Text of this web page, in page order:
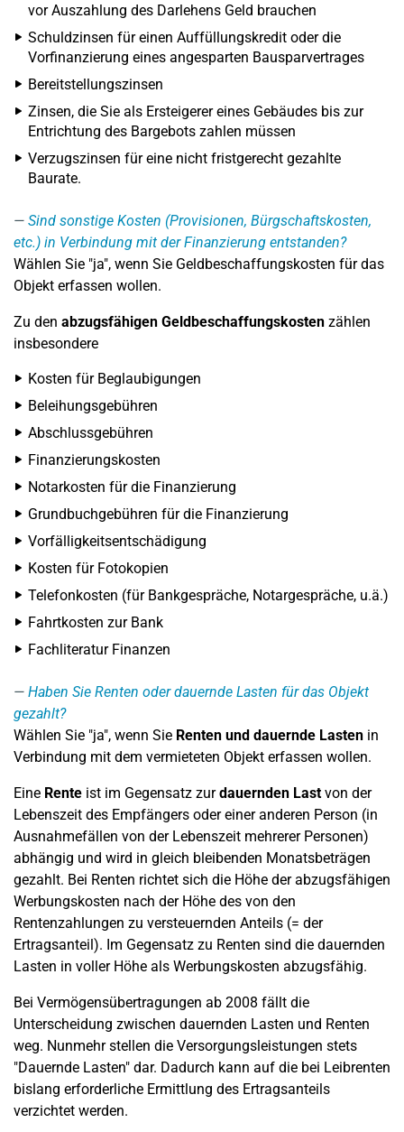
vor Auszahlung des Darlehens Geld brauchen
Schuldzinsen für einen Auffüllungskredit oder die
Vorfinanzierung eines angesparten Bausparvertrages
Bereitstellungszinsen
Zinsen, die Sie als Ersteigerer eines Gebäudes bis zur
Entrichtung des Bargebots zahlen müssen
Verzugszinsen für eine nicht fristgerecht gezahlte
Baurate.
Sind sonstige Kosten (Provisionen, Bürgschaftskosten,
etc.) in Verbindung mit der Finanzierung entstanden?
Wählen Sie "ja", wenn Sie Geldbeschaffungskosten für das
Objekt erfassen wollen.
Zu den abzugsfähigen Geldbeschaffungskosten zählen
insbesondere
Kosten für Beglaubigungen
Beleihungsgebühren
Abschlussgebühren
Finanzierungskosten
Notarkosten für die Finanzierung
Grundbuchgebühren für die Finanzierung
Vorfälligkeitsentschädigung
Kosten für Fotokopien
Telefonkosten (für Bankgespräche, Notargespräche, u.ä.)
Fahrtkosten zur Bank
Fachliteratur Finanzen
Haben Sie Renten oder dauernde Lasten für das Objekt
gezahlt?
Wählen Sie "ja", wenn Sie Renten und dauernde Lasten in
Verbindung mit dem vermieteten Objekt erfassen wollen.
Eine Rente ist im Gegensatz zurdauernden Lastvon der
Lebenszeit des Empfängers oder einer anderen Person (in
Ausnahmefällen von der Lebenszeit mehrerer Personen)
abhängig und wird in gleich bleibenden Monatsbeträgen
gezahlt. Bei Renten richtet sich die Höhe der abzugsfähigen
Werbungskosten nach der Höhe des von den
Rentenzahlungen zu versteuernden Anteils (= der
Ertragsanteil). Im Gegensatz zu Renten sind die dauernden
Lasten in voller Höhe als Werbungskosten abzugsfähig.
Bei Vermögensübertragungen ab 2008 fällt die
Unterscheidung zwischen dauernden Lasten und Renten
weg. Nunmehr stellen die Versorgungsleistungen stets
"Dauernde Lasten" dar. Dadurch kann auf die bei Leibrenten
bislang erforderliche Ermittlung des Ertragsanteils
verzichtet werden.